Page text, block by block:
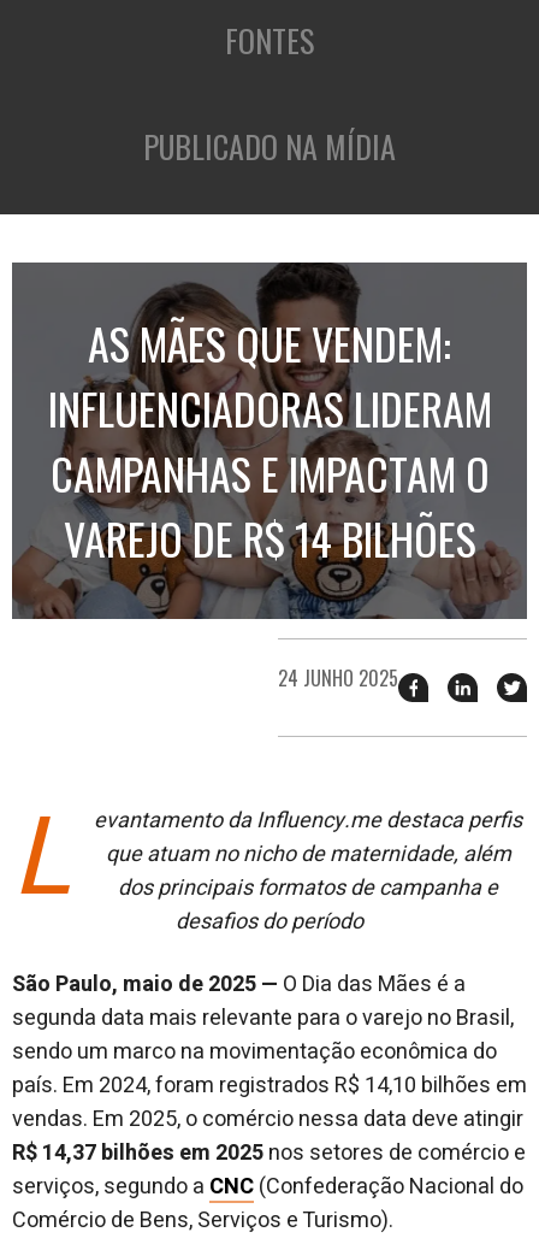
FONTES
PUBLICADO NA MÍDIA
AS MÃES QUE VENDEM:
INFLUENCIADORAS LIDERAM
CAMPANHAS E IMPACTAM O
VAREJO DE R$ 14 BILHÕES
24 JUNHO 2025 Compartilhar
esse
no
esse
no
L
evantamento da Influency.me destaca perfis
que atuam no nicho de maternidade, além
dos principais formatos de campanha e
desafios do período
São Paulo, maio de 2025 — O Dia das Mães é a
segunda data mais relevante para o varejo no Brasil,
sendo um marco na movimentação econômica do
país. Em 2024, foram registrados R$ 14,10 bilhões em
vendas. Em 2025, o comércio nessa data deve atingir
R$ 14,37 bilhões em 2025nos setores de comércio e
serviços, segundo a CNC(Confederação Nacional do
Comércio de Bens, Serviços e Turismo).